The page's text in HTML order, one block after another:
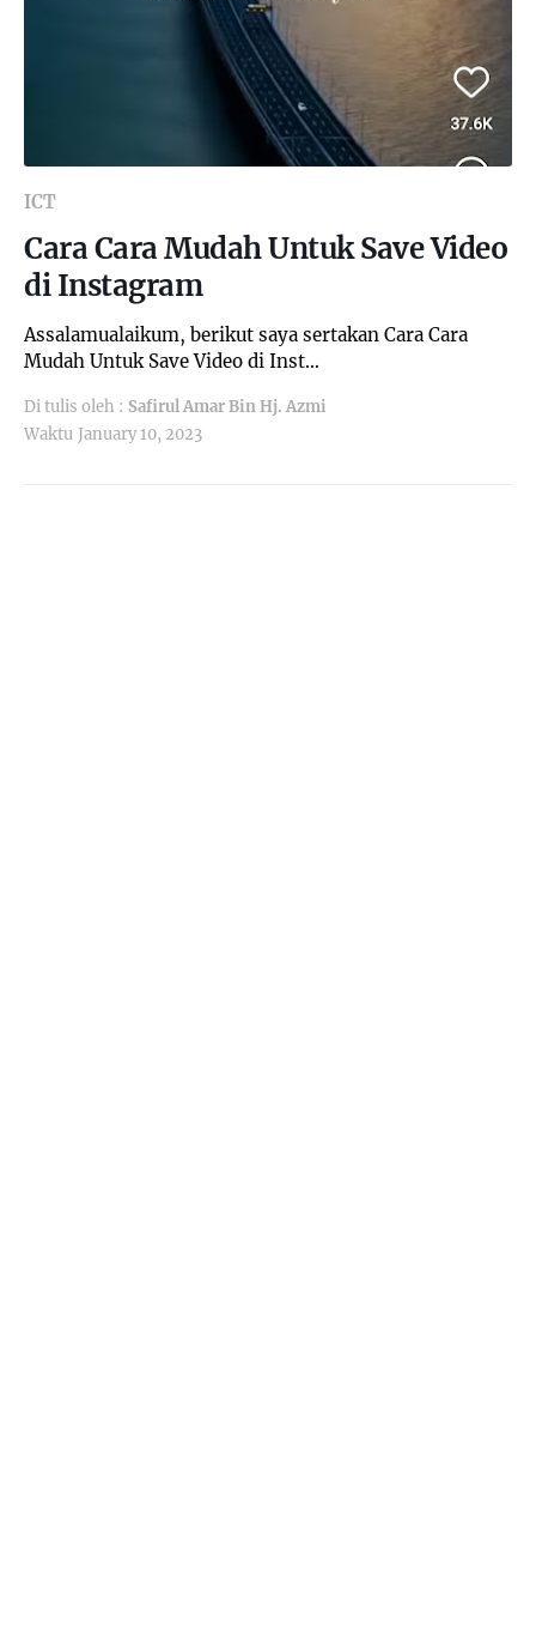
ICT
Cara Cara Mudah Untuk Save Video
di Instagram
Assalamualaikum, berikut saya sertakan Cara Cara
Mudah Untuk Save Video di Inst…
Di tulis oleh : Safirul Amar Bin Hj. Azmi
Waktu January 10, 2023